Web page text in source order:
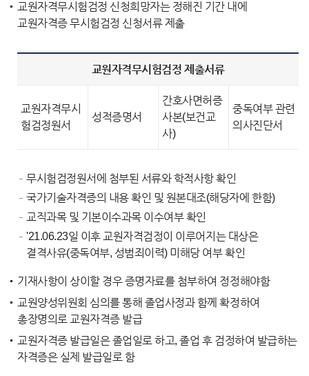
교원자격무시험검정 신청희망자는 정해진 기간 내에
교원자격증 무시험검정 신청서류 제출
교원자격무시험검정 제출서류
교원자격무시
험검정원서
성적증명서
간호사면허증
사본(보건교
사)
중독여부 관련
의사진단서
무시험검정원서에 첨부된 서류와 학적사항 확인
국가기술자격증의 내용 확인 및 원본대조(해당자에 한함)
교직과목 및 기본이수과목 이수여부 확인
'21.06.23일 이후 교원자격검정이 이루어지는 대상은
결격사유(중독여부, 성범죄이력) 미해당 여부 확인
기재사항이 상이할 경우 증명자료를 첨부하여 정정해야함
교원양성위원회 심의를 통해 졸업사정과 함께 확정하여
총장명의로 교원자격증 발급
교원자격증 발급일은 졸업일로 하고, 졸업 후 검정하여 발급하는
자격증은 실제 발급일로 함